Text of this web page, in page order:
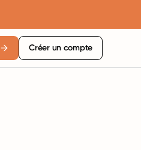
Créer un compte